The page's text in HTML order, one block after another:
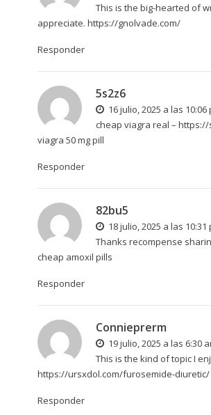
This is the big-hearted of
appreciate. https://gnolvade.com/
Responder
5s2z6
16 julio, 2025 a las 10:06
cheap viagra real – https://
viagra 50 mg pill
Responder
82bu5
18 julio, 2025 a las 10:31
Thanks recompense
cheap amoxil pills
Responder
Connieprerm
19 julio, 2025 a las 6:30
This is the kind of topic I
https://ursxdol.com/furosemide-diuretic/
Responder